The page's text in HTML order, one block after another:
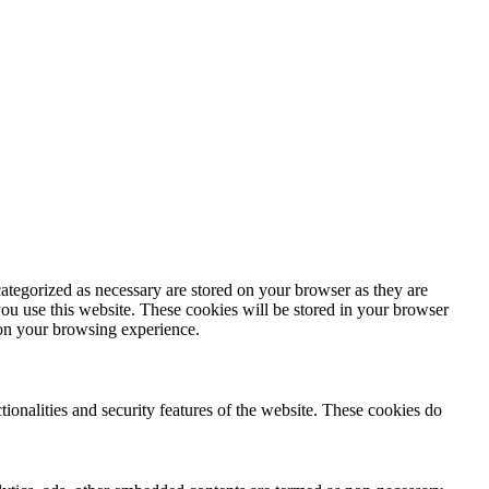
as necessary are stored on your browser as they are
use this website. These cookies will be stored in your browser
your browsing experience.
and security features of the website. These cookies do